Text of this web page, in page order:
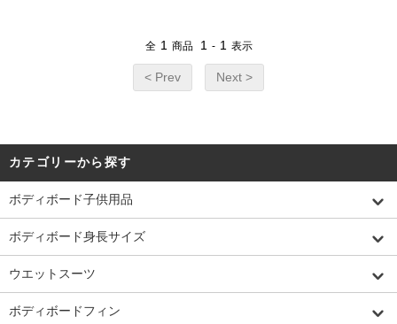
全 1 商品 1 - 1 表示
< Prev Next >
カテゴリーから探す
ボディボード子供用品
ボディボード身長サイズ
ウエットスーツ
ボディボードフィン